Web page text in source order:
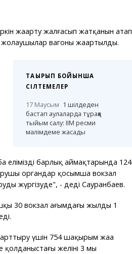
жаңарту жалғасып жатқанын атап
вагоны жаңартылды.
ТАҚЫРЫП БОЙЫНША
СІЛТЕМЕЛЕР
17 Маусым 1 шілдеден
бастап аулаларда тұраққа
тыйым салу: ІІМ ресми
мәлімдеме жасады
барлық аймақтарында 124
органдар қосымша вокзал
жүргізуде", - деді Сауранбаев.
30 вокзал ағымдағы жылдың 1
арттыру үшін 754 шақырым жаңа
желінің 3 мың